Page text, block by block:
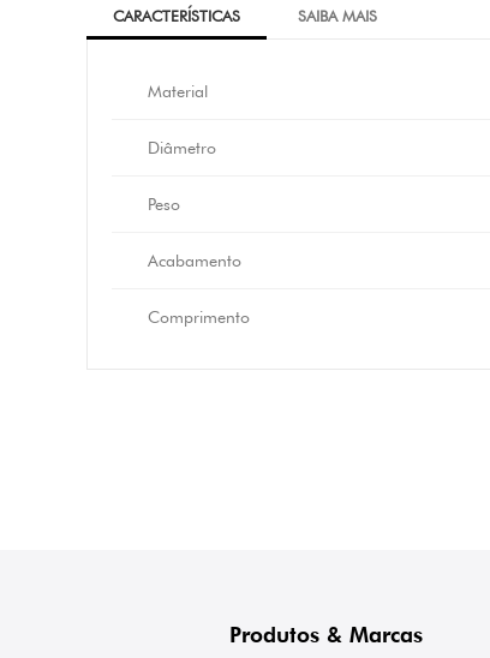
CARACTERÍSTICAS SAIBA MAIS
Material
Diâmetro
Peso
Acabamento
Comprimento
Produtos & Marcas